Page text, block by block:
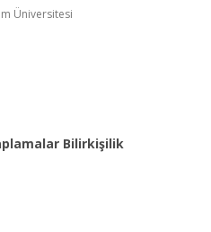
Üniversitesi
Bilirkişilik